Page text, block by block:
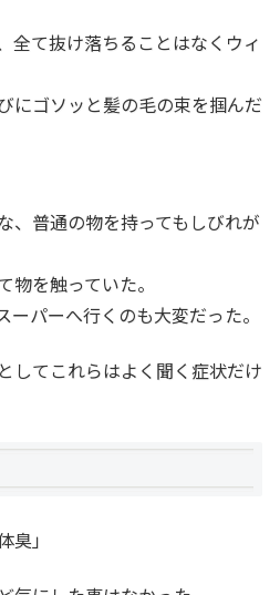
全て抜け落ちることはなくウィ
にゴソッと髪の毛の束を掴んだ
、普通の物を持ってもしびれが
を触っていた。
パーへ行くのも大変だった。
してこれらはよく聞く症状だけ
臭」